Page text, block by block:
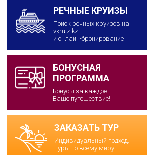
РЕЧНЫЕ КРУИЗЫ
Поиск речных круизов на
vkruiz.kz
и онлайн-бронирование
БОНУСНАЯ
ПРОГРАММА
Бонусы за каждое
Ваше путешествие!
ЗАКАЗАТЬ ТУР
Индивидуальный подход.
Туры по всему миру